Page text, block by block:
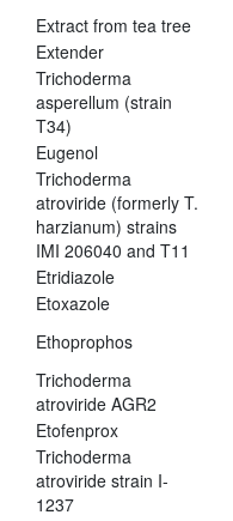
Extract from tea tree
Extender
Trichoderma
asperellum (strain
T34)
Eugenol
Trichoderma
atroviride (formerly T.
harzianum) strains
IMI 206040 and T11
Etridiazole
Etoxazole
Ethoprophos
Trichoderma
atroviride AGR2
Etofenprox
Trichoderma
atroviride strain I-
1237